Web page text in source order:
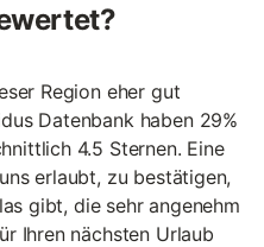
Region eher gut
Datenbank haben 29%
4.5 Sternen. Eine
erlaubt, zu bestätigen,
gibt, die sehr angenehm
Ihren nächsten Urlaub